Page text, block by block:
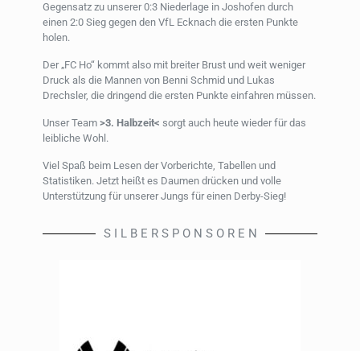
Gegensatz zu unserer 0:3 Niederlage in Joshofen durch
einen 2:0 Sieg gegen den VfL Ecknach die ersten Punkte
holen.
Der „FC Ho“ kommt also mit breiter Brust und weit weniger
Druck als die Mannen von Benni Schmid und Lukas
Drechsler, die dringend die ersten Punkte einfahren müssen.
Unser Team >3. Halbzeit< sorgt auch heute wieder für das
leibliche Wohl.
Viel Spaß beim Lesen der Vorberichte, Tabellen und
Statistiken. Jetzt heißt es Daumen drücken und volle
Unterstützung für unserer Jungs für einen Derby-Sieg!
S I L B E R S P O N S O R E N